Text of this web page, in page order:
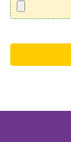
this